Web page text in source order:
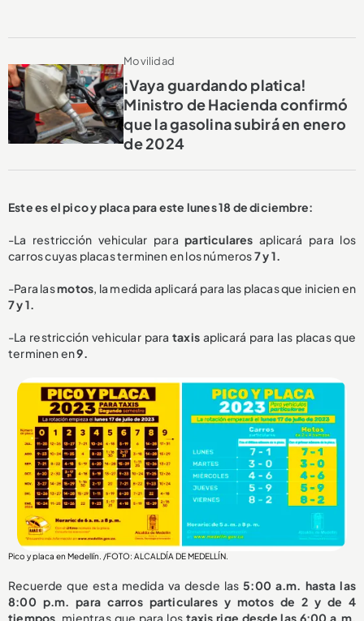
Movilidad
¡Vaya guardando platica!
Ministro de Hacienda confirmó
que la gasolina subirá en enero
de 2024
Este es el pico y placa para este lunes 18 de diciembre:
-La restricción vehicular paraparticulares aplicará para los
carros cuyas placas terminen en los números7 y 1.
-Para lasmotos, la medida aplicará para las placas que inicien en
7 y 1.
-La restricción vehicular para taxisaplicará para las placas que
terminen en9.
Pico y placa en Medellín. /FOTO: ALCALDÍA DE MEDELLÍN.
Recuerde que esta medida va desde las5:00 a.m. hasta las
8:00 p.m. para carros particulares y motos de 2 y de 4
tiempos, mientras que para los taxis rige desde las 6:00 a.m.